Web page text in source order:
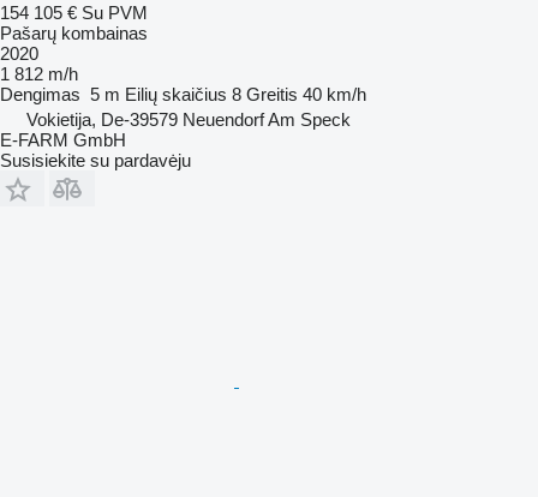
154 105 € Su PVM
Pašarų kombainas
2020
1 812 m/h
Dengimas 5 m Eilių skaičius 8 Greitis 40 km/h
Vokietija, De-39579 Neuendorf Am Speck
E-FARM GmbH
Susisiekite su pardavėju